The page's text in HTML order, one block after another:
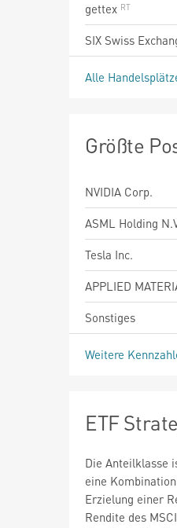
gettex
SIX Swiss
Alle
Größte
NVIDIA Corp.
ASML Holding
Tesla Inc.
APPLIED
Sonstiges
Weitere
ETF
Die Anteilklasse
eine
Erzielung einer
Rendite des